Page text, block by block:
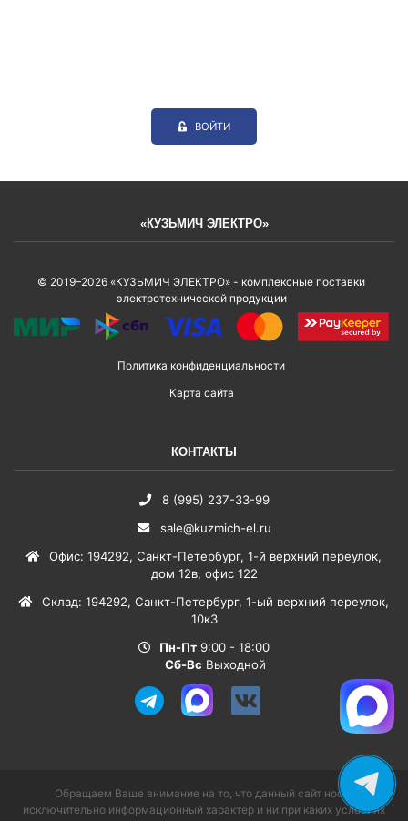
ВОЙТИ
«КУЗЬМИЧ ЭЛЕКТРО»
© 2019–2026 «КУЗЬМИЧ ЭЛЕКТРО» - комплексные поставки
электротехнической продукции
Политика конфиденциальности
Карта сайта
КОНТАКТЫ
8 (995) 237-33-99
sale@kuzmich-el.ru
Офис: 194292, Санкт-Петербург, 1-й верхний переулок,
дом 12в, офис 122
Склад: 194292, Санкт-Петербург, 1-ый верхний переулок,
10к3
Пн-Пт 9:00 - 18:00
Сб-Вс Выходной
Обращаем Ваше внимание на то, что данный сайт носит
исключительно информационный характер и ни при каких условиях